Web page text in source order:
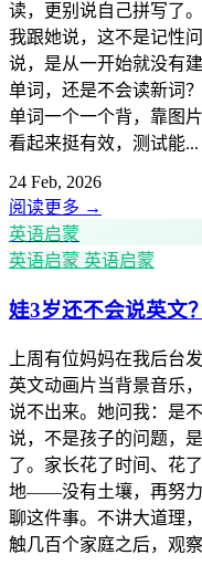
读，更别说自己拼写了
我跟她说，这不是记性
说，是从一开始就没有
单词，还是不会读新词
单词一个一个背，靠图
看起来挺有效，测试能...
24 Feb, 2026
阅读更多 →
英语启蒙
英语启蒙 英语启蒙
娃3岁还不会说英文
上周有位妈妈在我后台
英文动画片当背景音乐
说不出来。她问我：是
说，不是孩子的问题，
了。家长花了时间、花
地——没有土壤，再努
聊这件事。不讲大道理
触几百个家庭之后，观